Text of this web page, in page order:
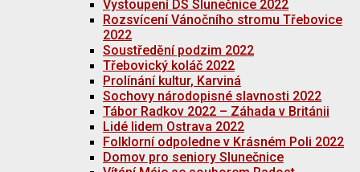
Vystoupení DS Slunečnice 2022
Rozsvícení Vánočního stromu Třebovice
2022
Soustředění podzim 2022
Třebovický koláč 2022
Prolínání kultur, Karviná
Sochovy národopisné slavnosti 2022
Tábor Radkov 2022 – Záhada v Británii
Lidé lidem Ostrava 2022
Folklorní odpoledne v Krásném Poli 2022
Domov pro seniory Slunečnice